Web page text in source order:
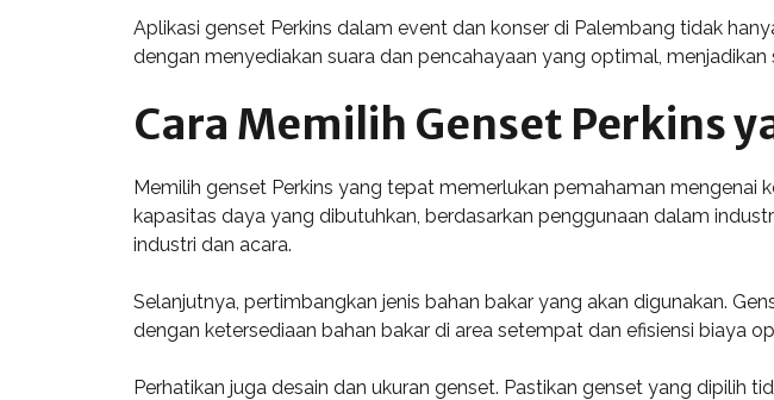
Aplikasi genset Perkins dalam event dan konser di Palembang tidak
dengan menyediakan suara dan pencahayaan yang optimal,
Cara Memilih Genset Perkins
Memilih genset Perkins yang tepat memerlukan pemahaman mengenai
kapasitas daya yang dibutuhkan, berdasarkan penggunaan dalam
industri dan acara.
Selanjutnya, pertimbangkan jenis bahan bakar yang akan digunakan.
dengan ketersediaan bahan bakar di area setempat dan efisiensi biaya
Perhatikan juga desain dan ukuran genset. Pastikan genset yang dipilih